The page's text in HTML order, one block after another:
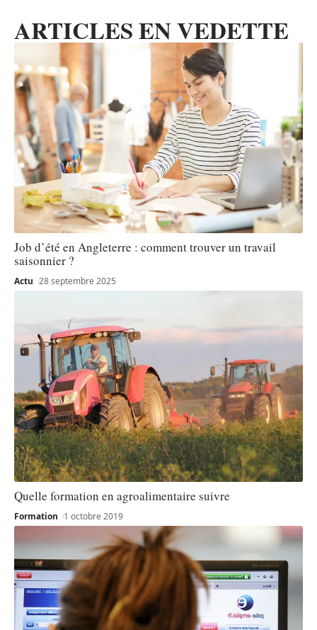
ARTICLES EN VEDETTE
Job d’été en Angleterre : comment trouver un travail
saisonnier ?
Actu 28 septembre 2025
Quelle formation en agroalimentaire suivre
Formation 1 octobre 2019